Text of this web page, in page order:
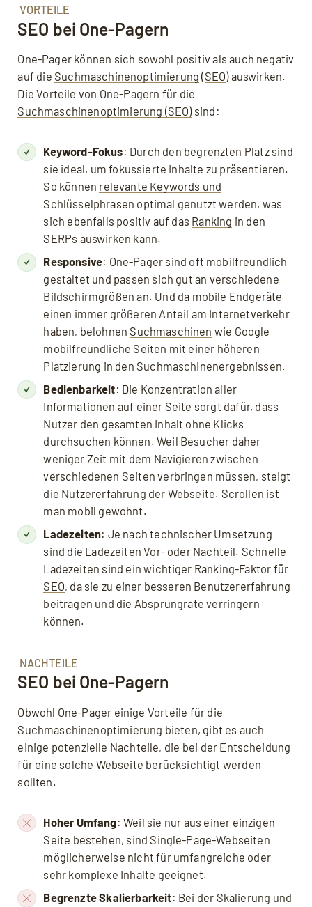
VORTEILE
SEO bei One-Pagern
One-Pager können sich sowohl positiv als auch negativ
auf dieSuchmaschinenoptimierung (SEO) auswirken.
Die Vorteile von One-Pagern für die
Suchmaschinenoptimierung (SEO)sind:
Keyword-Fokus: Durch den begrenzten Platz sind
sie ideal, um fokussierte Inhalte zu präsentieren.
So können relevante Keywords und
Schlüsselphrasen optimal genutzt werden, was
sich ebenfalls positiv auf das Ranking in den
SERPs auswirken kann.
Responsive: One-Pager sind oft mobilfreundlich
gestaltet und passen sich gut an verschiedene
Bildschirmgrößen an. Und da mobile Endgeräte
einen immer größeren Anteil am Internetverkehr
haben, belohnenSuchmaschinen wie Google
mobilfreundliche Seiten mit einer höheren
Platzierung in den Suchmaschinenergebnissen.
Bedienbarkeit: Die Konzentration aller
Informationen auf einer Seite sorgt dafür, dass
Nutzer den gesamten Inhalt ohne Klicks
durchsuchen können. Weil Besucher daher
weniger Zeit mit dem Navigieren zwischen
verschiedenen Seiten verbringen müssen, steigt
die Nutzererfahrung der Webseite. Scrollen ist
man mobil gewohnt.
Ladezeiten: Je nach technischer Umsetzung
sind die Ladezeiten Vor- oder Nachteil. Schnelle
Ladezeiten sind ein wichtiger Ranking-Faktor für
SEO, da sie zu einer besseren Benutzererfahrung
beitragen und die Absprungrate verringern
können.
NACHTEILE
SEO bei One-Pagern
Obwohl One-Pager einige Vorteile für die
Suchmaschinenoptimierung bieten, gibt es auch
einige potenzielle Nachteile, die bei der Entscheidung
für eine solche Webseite berücksichtigt werden
sollten.
Hoher Umfang: Weil sie nur aus einer einzigen
Seite bestehen, sind Single-Page-Webseiten
möglicherweise nicht für umfangreiche oder
sehr komplexe Inhalte geeignet.
Begrenzte Skalierbarkeit: Bei der Skalierung und